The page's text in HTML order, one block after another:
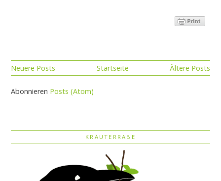
Neuere Posts Ältere Posts
Startseite
Abonnieren Posts (Atom)
KRÄUTERRABE